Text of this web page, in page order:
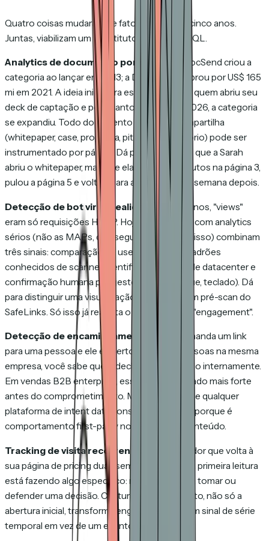
Quatro coisas mudaram de fato nos últimos cinco anos.
Juntas, viabilizam um substituto real para o MQL.
Analytics de documento por página.
A DocSend criou a
categoria ao lançar em 2013; a Dropbox comprou por US$ 165
mi em 2021. A ideia inicial era estreita: rastrear quem abriu seu
deck de captação e por quanto tempo. Até 2026, a categoria
se expandiu. Todo documento que você compartilha
(whitepaper, case, proposta, pitch deck, relatório) pode ser
instrumentado por página. Dá para ver não só que a Sarah
abriu o whitepaper, mas que ela passou 4 minutos na página 3,
pulou a página 5 e voltou para a página 7 uma semana depois.
Detecção de bot virou realidade.Há dez anos, "views"
eram só requisições HTTP. Hoje, plataformas com analytics
sérios (não as MAPs, que seguem falhando nisso) combinam
três sinais: comparação de user-agent com padrões
conhecidos de scanner, identificação de IPs de datacenter e
confirmação humana por gesto (mouse, toque, teclado). Dá
para distinguir uma visualização humana de um pré-scan do
SafeLinks. Só isso já reabilita o significado de "engagement".
Detecção de encaminhamento.
Se você manda um link
para uma pessoa e ele é aberto por várias pessoas na mesma
empresa, você sabe que o deck está circulando internamente.
Em vendas B2B enterprise, esse é o sinal isolado mais forte
antes do comprometimento. Mais forte do que qualquer
plataforma de intent data consegue entregar, porque é
comportamento first-party no seu próprio conteúdo.
Tracking de visita recorrente.
Um comprador que volta à
sua página de pricing duas semanas depois da primeira leitura
está fazendo algo específico: revisitando para tomar ou
defender uma decisão. Capturar esse momento, não só a
abertura inicial, transforma engagement em um sinal de série
temporal em vez de um evento isolado.